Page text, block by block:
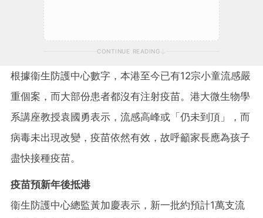
CONTINUE READING
根據衞生防護中心數字，本港至今已有12宗小童流感嚴
重個案，而大部份患者都沒有注射疫苗。港大微生物學
系講座教授袁國勇表示，流感高峰或「仍未到頂」，而
病毒未出現改變，疫苗依然有效，故呼籲家長應為孩子
盡快接種疫苗。
疫苗預新年後抵港
衞生防護中心總監黃加慶表示，新一批約預計1萬支流